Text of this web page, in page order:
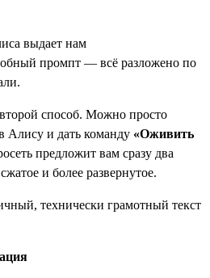
выдает нам
промпт — всё разложено по
способ. Можно просто
Алису и дать команду «Оживить
предложит вам сразу два
и более развернутое.
технически грамотный текст